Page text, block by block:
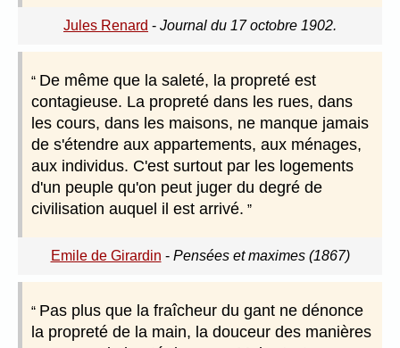
Jules Renard - Journal du 17 octobre 1902.
De même que la saleté, la propreté est
contagieuse. La propreté dans les rues, dans
les cours, dans les maisons, ne manque jamais
de s'étendre aux appartements, aux ménages,
aux individus. C'est surtout par les logements
d'un peuple qu'on peut juger du degré de
civilisation auquel il est arrivé.
Emile de Girardin - Pensées et maximes (1867)
Pas plus que la fraîcheur du gant ne dénonce
la propreté de la main, la douceur des manières